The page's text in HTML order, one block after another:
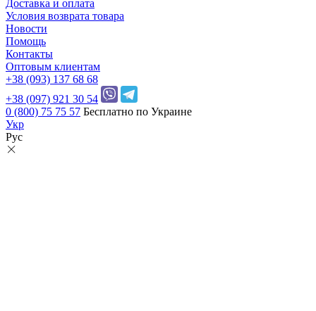
Доставка и оплата
Условия возврата товара
Новости
Помощь
Контакты
Оптовым клиентам
+38 (093) 137 68 68
+38 (097) 921 30 54
0 (800) 75 75 57 Бесплатно по Украине
Укр
Рус